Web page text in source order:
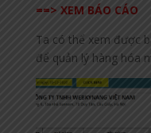
==> XEM BÁO CÁO
Ta có thể xem được
để quản lý hàng hóa